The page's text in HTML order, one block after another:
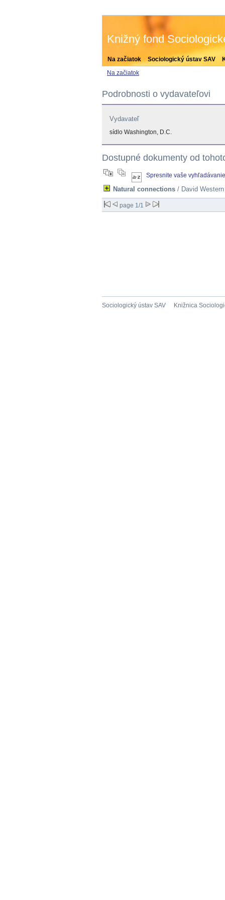
Na začiatok Sociologický ústav SAV
Knižný fond
Na začiatok
Podrobnosti o vydavateľovi
Vydavateľ
sídlo Washington, D.C.
Dostupné dokumenty od
Spresnite vaše vyhľadávanie
Natural connections / David
page 1/1
Sociologický ústav SAV Knižnica